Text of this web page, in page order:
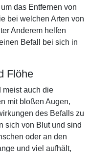
das Entfernen von
bei welchen Arten von
Anderem helfen
Befall bei sich in
Flöhe
meist auch die
mit bloßen Augen,
des Befalls zu
sich von Blut und sind
oder an den
und viel aufhält,